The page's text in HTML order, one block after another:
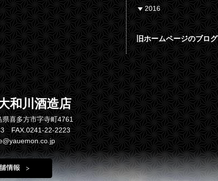
2016
旧ホームページのブログ
和川酒造店
喜多方市字寺町4761
FAX.0241-22-2223